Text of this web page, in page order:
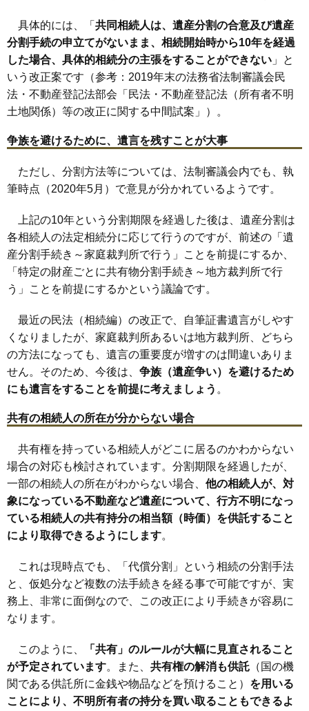
具体的には、「 共同相続人は、遺産分割の合意及び遺産
分割手続の申立てがないまま、相続開始時から10年を経過
した場合、具体的相続分の主張をすることができない 」と
いう改正案です（参考： 2019年末の法務省法制審議会民
法・不動産登記法部会「民法・不動産登記法（所有者不明
土地関係）等の改正に関する中間試案 」）。
争族を避けるために、遺言を残すことが大事
ただし、分割方法等については、法制審議会内でも、執
筆時点（2020年5月）で意見が分かれているようです。
上記の10年という分割期限を経過した後は、遺産分割は
各相続人の法定相続分に応じて行うのですが、前述の「遺
産分割手続き～家庭裁判所で行う」ことを前提にするか、
「特定の財産ごとに共有物分割手続き～地方裁判所で行
う」ことを前提にするかという議論です。
最近の民法（相続編）の改正で、自筆証書遺言がしやす
くなりましたが、家庭裁判所あるいは地方裁判所、どちら
の方法になっても、遺言の重要度が増すのは間違いありま
せん。そのため、今後は、 争族（遺産争い）を避けるため
にも遺言をすることを前提に考えましょう 。
共有の相続人の所在が分からない場合
共有権を持っている相続人がどこに居るのかわからない
場合の対応も検討されています。分割期限を経過したが、
一部の相続人の所在がわからない場合、 他の相続人が、対
象になっている不動産など遺産について、行方不明になっ
ている相続人の共有持分の相当額（時価）を供託すること
により取得できるようにします。
これは現時点でも、「代償分割」という相続の分割手法
と、仮処分など複数の法手続きを経る事で可能ですが、実
務上、非常に面倒なので、この改正により手続きが容易に
なります。
このように、
「共有」のルールが大幅に見直されること
が予定されています。また、 共有権の解消も供託 （国の機
関である供託所に金銭や物品などを預けること） を用いる
ことにより、不明所有者の持分を買い取ることもできるよ